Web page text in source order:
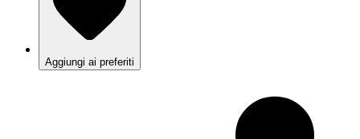
Aggiungi ai preferiti